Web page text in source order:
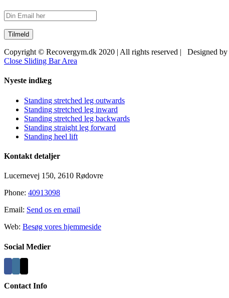
Copyright © Recovergym.dk 2020 | All rights reserved | Designed by
Close Sliding Bar Area
Nyeste indlæg
Standing stretched leg outwards
Standing stretched leg inward
Standing stretched leg backwards
Standing straight leg forward
Standing heel lift
Kontakt detaljer
Lucernevej 150, 2610 Rødovre
Phone: 40913098
Email: Send os en email
Web: Besøg vores hjemmeside
Social Medier
Contact Info